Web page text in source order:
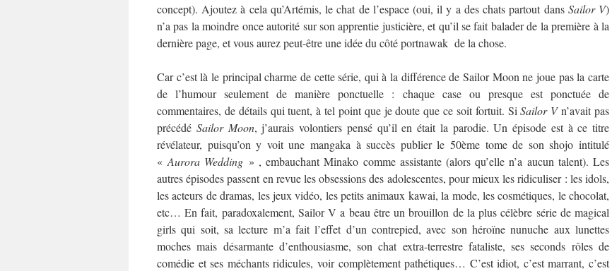
concept). Ajoutez à cela qu’Artémis, le chat de l’espace (oui, il y a des chats partout dans Sailor V)
n’a pas la moindre once autorité sur son apprentie justicière, et qu’il se fait balader de la première à la
dernière page, et vous aurez peut-être une idée du côté portnawak de la chose.
Car c’est là le principal charme de cette série, qui à la différence de Sailor Moon ne joue pas la carte
de l’humour seulement de manière ponctuelle : chaque case ou presque est ponctuée de
commentaires, de détails qui tuent, à tel point que je doute que ce soit fortuit. SiSailor Vn’avait pas
précédé Sailor Moon, j’aurais volontiers pensé qu’il en était la parodie. Un épisode est à ce titre
révélateur, puisqu’on y voit une mangaka à succès publier le 50ème tome de son shojo intitulé
«Aurora Wedding » , embauchant Minako comme assistante (alors qu’elle n’a aucun talent). Les
autres épisodes passent en revue les obsessions des adolescentes, pour mieux les ridiculiser : les idols,
les acteurs de dramas, les jeux vidéo, les petits animaux kawai, la mode, les cosmétiques, le chocolat,
etc… En fait, paradoxalement, Sailor V a beau être un brouillon de la plus célèbre série de magical
girls qui soit, sa lecture m’a fait l’effet d’un contrepied, avec son héroïne nunuche aux lunettes
moches mais désarmante d’enthousiasme, son chat extra-terrestre fataliste, ses seconds rôles de
comédie et ses méchants ridicules, voir complètement pathétiques… C’est idiot, c’est marrant, c’est